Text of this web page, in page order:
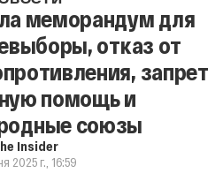
меморандум для
отказ от
запрет
помощь и
союзы
Insider
2025 г., 16:59